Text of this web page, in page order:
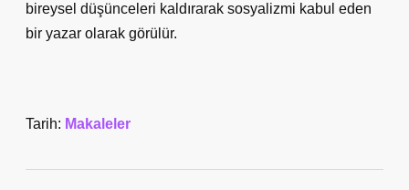
bireysel düşünceleri kaldırarak sosyalizmi kabul eden
bir yazar olarak görülür.
Tarih: Makaleler